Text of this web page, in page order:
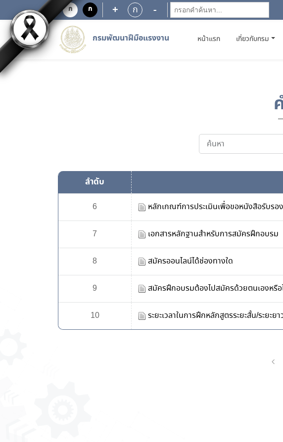
ก ก + ก -
กรมพัฒนาฝีมือแรงงาน หน้าแรก(CURRENT)
เกี่ยวกับกรม
ลำดับ
6 หลักเกณฑ์การประเมินเพื่อขอหนังสือรับรอ
7 เอกสารหลักฐานสำหรับการสมัครฝึกอบรม
8 สมัครออนไลน์ได้ช่องทางใด
9 สมัครฝึกอบรมต้องไปสมัครด้วยตนเองหรือ
10 ระยะเวลาในการฝึกหลักสูตรระยะสั้น/ระยะยา